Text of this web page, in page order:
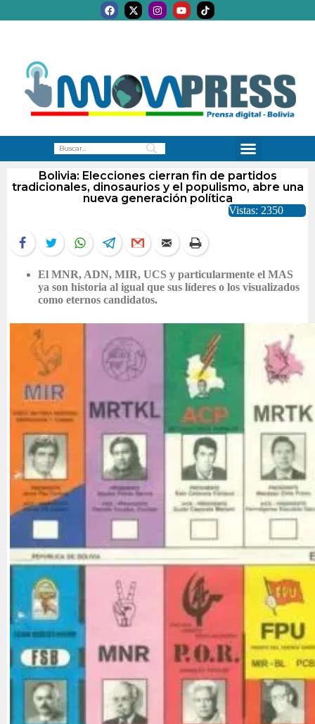
Bolivia: Elecciones cierran fin de partidos
tradicionales, dinosaurios y el populismo, abre una
nueva generación política
Vistas: 2350
El MNR, ADN, MIR, UCS y particularmente el MAS
ya son historia al igual que sus líderes o los visualizados
como eternos candidatos.